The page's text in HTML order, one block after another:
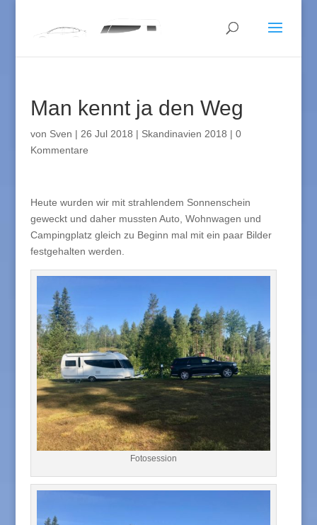
Man kennt ja den Weg
von Sven | 26 Jul 2018 | Skandinavien 2018 | 0
Kommentare
Heute wurden wir mit strahlendem Sonnenschein
geweckt und daher mussten Auto, Wohnwagen und
Campingplatz gleich zu Beginn mal mit ein paar Bilder
festgehalten werden.
Fotosession